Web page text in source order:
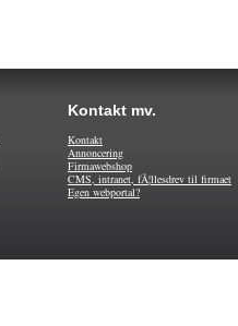
Kontakt mv.
Kontakt
Annoncering
Firmawebshop
CMS, intranet, fÃ¦llesdrev til firmaet
Egen webportal?